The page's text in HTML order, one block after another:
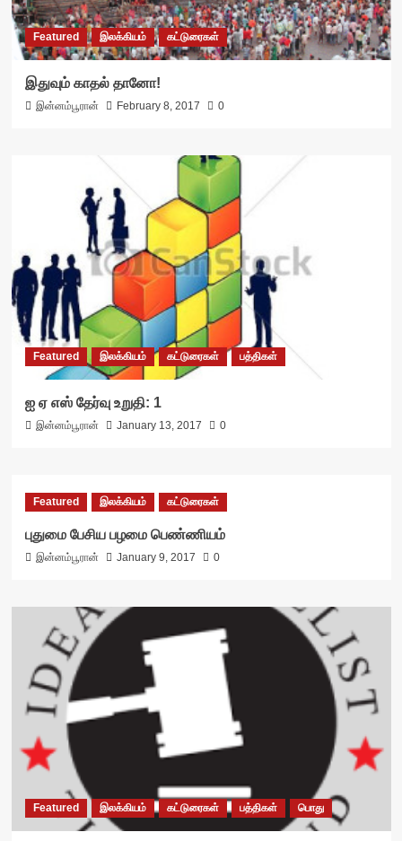
Featured இலக்கியம் கட்டுரைகள்
இதுவும் காதல் தானோ!
இன்னம்பூரான் February 8, 2017 0
Featured இலக்கியம் கட்டுரைகள் பத்திகள்
ஐ ஏ எஸ் தேர்வு உறுதி: 1
இன்னம்பூரான் January 13, 2017 0
Featured இலக்கியம் கட்டுரைகள்
புதுமை பேசிய பழமை பெண்ணியம்
இன்னம்பூரான் January 9, 2017 0
Featured இலக்கியம் கட்டுரைகள் பத்திகள் பொது